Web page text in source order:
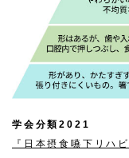
学会分類2021
『日本摂食嚥下リハ